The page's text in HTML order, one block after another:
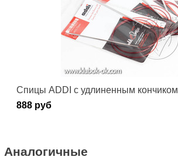
Спицы ADDI c удлиненным кончиком
888 руб
Аналогичные